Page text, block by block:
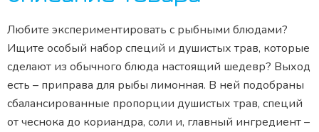
Любите экспериментировать с рыбными блюдами?
Ищите особый набор специй и душистых трав, которые
сделают из обычного блюда настоящий шедевр? Выход
есть – приправа для рыбы лимонная. В ней подобраны
сбалансированные пропорции душистых трав, специй
от чеснока до кориандра, соли и, главный ингредиент –